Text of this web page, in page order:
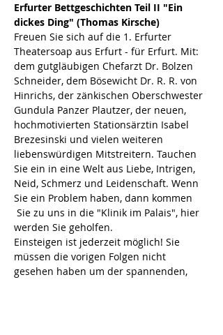
Erfurter Bettgeschichten Teil II "Ein
dickes Ding" (Thomas Kirsche)
Freuen Sie sich auf die 1. Erfurter
Theatersoap aus Erfurt - für Erfurt. Mit:
dem gutgläubigen Chefarzt Dr. Bolzen
Schneider, dem Bösewicht Dr. R. R. von
Hinrichs, der zänkischen Oberschwester
Gundula Panzer Plautzer, der neuen,
hochmotivierten Stationsärztin Isabel
Brezesinski und vielen weiteren
liebenswürdigen Mitstreitern. Tauchen
Sie ein in eine Welt aus Liebe, Intrigen,
Neid, Schmerz und Leidenschaft. Wenn
Sie ein Problem haben, dann kommen
Sie zu uns in die "Klinik im Palais", hier
werden Sie geholfen.
Einsteigen ist jederzeit möglich! Sie
müssen die vorigen Folgen nicht
gesehen haben um der spannenden,